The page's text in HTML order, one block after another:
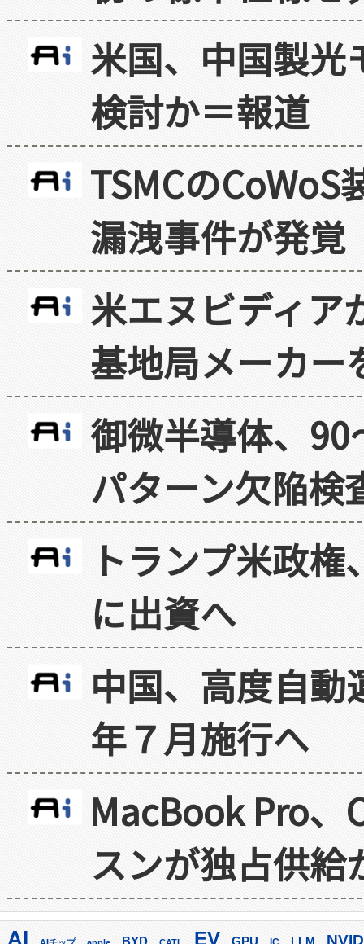
米国、中国製光
検討か＝報道
TSMCの
漏洩事件が発覚
米エヌビディア
基地局メーカー
御微半導体、
パターン欠陥検
トランプ米政
に出資へ
中国、高度自
年７月施行へ
MacBook Pro
スンが独占供給
AI EV